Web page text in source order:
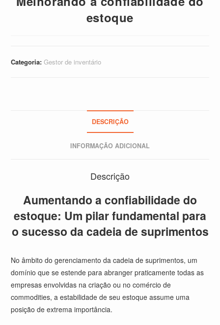
estoque
Categoria:Gestor de inventário
DESCRIÇÃO
INFORMAÇÃO ADICIONAL
Descrição
Aumentando a confiabilidade do
estoque: Um pilar fundamental para
o sucesso da cadeia de suprimentos
No âmbito do gerenciamento da cadeia de suprimentos, um
domínio que se estende para abranger praticamente todas as
empresas envolvidas na criação ou no comércio de
commodities, a estabilidade de seu estoque assume uma
posição de extrema importância.